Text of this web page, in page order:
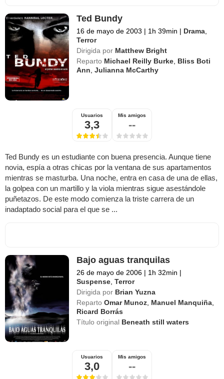
Ted Bundy
16 de mayo de 2003 | 1h 39min | Drama,
Terror
Dirigida por Matthew Bright
Reparto Michael Reilly Burke, Bliss Boti
Ann,Julianna McCarthy
Usuarios
3,3
Mis amigos
--
Ted Bundy es un estudiante con buena presencia. Aunque tiene
novia, espía a otras chicas por la ventana de sus apartamentos
mientras se masturba. Una noche, entra en casa de una de ellas,
la golpea con un martillo y la viola mientras sigue asestándole
puñetazos. De este modo comienza la triste carrera de un
inadaptado social para el que se ...
Bajo aguas tranquilas
26 de mayo de 2006 | 1h 32min |
Suspense ,Terror
Dirigida por Brian Yuzna
Reparto Omar Munoz Manuel Manquiña
Ricard Borrás
Título original Beneath still waters
Usuarios
3,0
Mis amigos
--